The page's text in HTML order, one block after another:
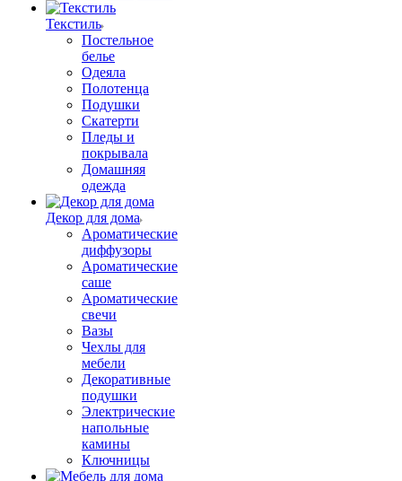
Текстиль
Постельное
белье
Одеяла
Полотенца
Подушки
Скатерти
Пледы и
покрывала
Домашняя
одежда
Декор для дома
Ароматические
диффузоры
Ароматические
саше
Ароматические
свечи
Вазы
Чехлы для
мебели
Декоративные
подушки
Электрические
напольные
камины
Ключницы